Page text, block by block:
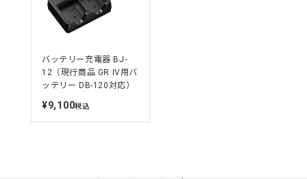
バッテリー充電器 BJ-
12（現行商品 GR IV用バ
ッテリー DB-120対応）
定
¥9,100税込